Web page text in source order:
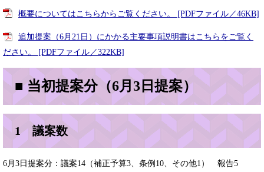
概要についてはこちらからご覧ください。 [PDFファイル／46KB]
追加提案（6月21日）にかかる主要事項説明書はこちらをご覧く
ださい。 [PDFファイル／322KB]
■ 当初提案分（6月3日提案）
1 議案数
6月3日提案分：議案14（補正予算3、条例10、その他1） 報告5